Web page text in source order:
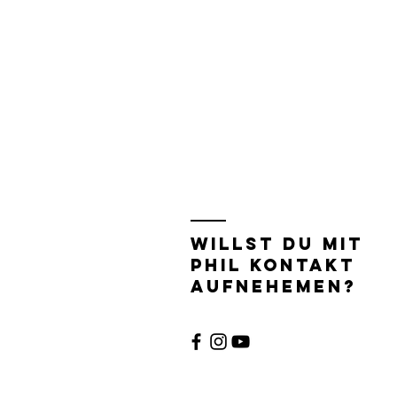
Willst du mit
phil kontakt
aufnehemen?